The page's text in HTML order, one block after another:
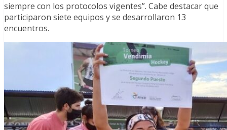
siempre con los protocolos vigentes”. Cabe destacar que
participaron siete equipos y se desarrollaron 13
encuentros.